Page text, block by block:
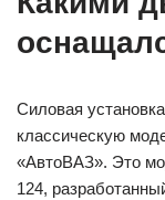
Силовая
классическую
«АвтоВАЗ». Это
124,